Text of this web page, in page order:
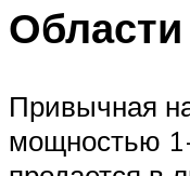
Привычная
мощностью